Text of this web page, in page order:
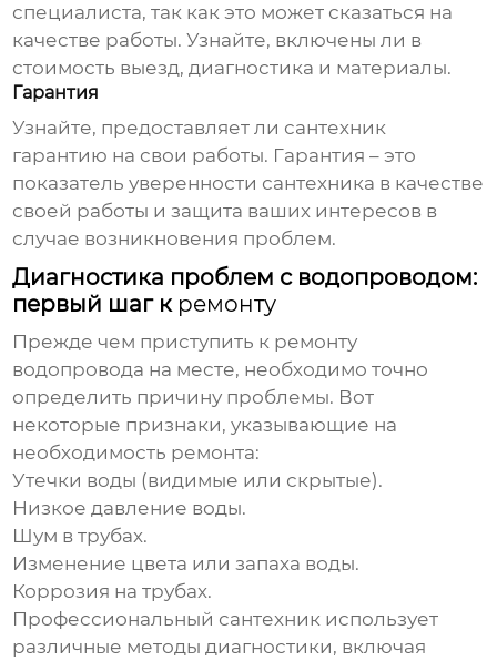
специалиста, так как это может сказаться на
качестве работы. Узнайте, включены ли в
стоимость выезд, диагностика и материалы.
Гарантия
Узнайте, предоставляет ли сантехник
гарантию на свои работы. Гарантия – это
показатель уверенности сантехника в качестве
своей работы и защита ваших интересов в
случае возникновения проблем.
Диагностика проблем с водопроводом:
первый шаг к ремонту
Прежде чем приступить к ремонту
водопровода на месте, необходимо точно
определить причину проблемы. Вот
некоторые признаки, указывающие на
необходимость ремонта:
Утечки воды (видимые или скрытые).
Низкое давление воды.
Шум в трубах.
Изменение цвета или запаха воды.
Коррозия на трубах.
Профессиональный сантехник использует
различные методы диагностики, включая